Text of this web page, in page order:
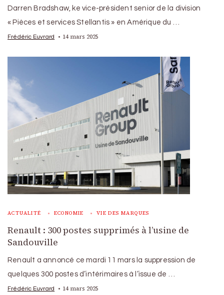
Darren Bradshaw, ke vice-président senior de la division
« Pièces et services Stellantis » en Amérique du …
Frédéric Euvrard 14 mars 2025
ACTUALITÉ ECONOMIE VIE DES MARQUES
Renault : 300 postes supprimés à l’usine de
Sandouville
Renault a annoncé ce mardi 11 mars la suppression de
quelques 300 postes d’intérimaires à l’issue de …
Frédéric Euvrard 14 mars 2025